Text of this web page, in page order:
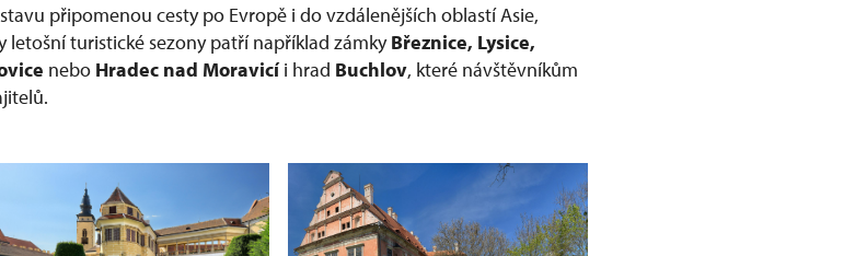
připomenou cesty po Evropě i do vzdálenějších oblastí Asie,
letošní turistické sezony patří například zámkyBřeznice, Lysice,
nebo Hradec nad Moravicíi hrad Buchlov, které návštěvníkům